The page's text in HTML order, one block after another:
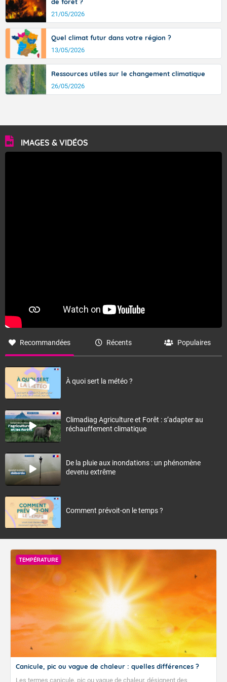
21/05/2026
Quel climat futur dans votre région ?
13/05/2026
Ressources utiles sur le changement climatique
26/05/2026
IMAGES & VIDÉOS
Recommandées Récents Populaires
À quoi sert la météo ?
Climadiag Agriculture et Forêt : s’adapter au
réchauffement climatique
De la pluie aux inondations : un phénomène
devenu extrême
Comment prévoit-on le temps ?
TEMPÉRATURE
Canicule, pic ou vague de chaleur : quelles différences ?
Les termes canicule, pic ou vague de chaleur, désignent des